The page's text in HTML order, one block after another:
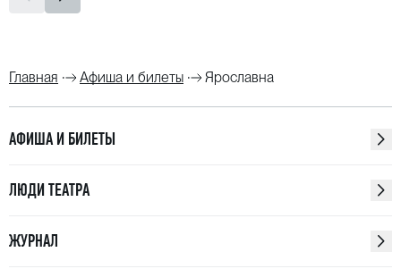
Главная Афиша и билеты Ярославна
АФИША И БИЛЕТЫ
ЛЮДИ ТЕАТРА
ЖУРНАЛ